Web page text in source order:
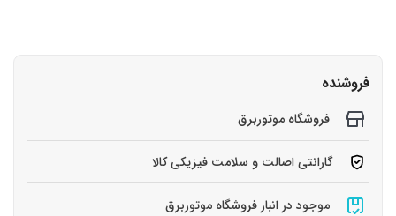
فروشنده
فروشگاه موتوربرق
گارانتی اصالت و سلامت فیزیکی کالا
موجود در انبار فروشگاه موتوربرق